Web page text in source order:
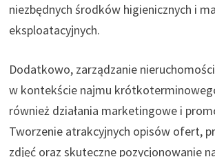
niezbędnych środków higienicznych i
eksploatacyjnych.
Dodatkowo, zarządzanie
w kontekście najmu
również działania marketingowe i
Tworzenie atrakcyjnych opisów ofert,
zdjęć oraz skuteczne pozycjonowanie